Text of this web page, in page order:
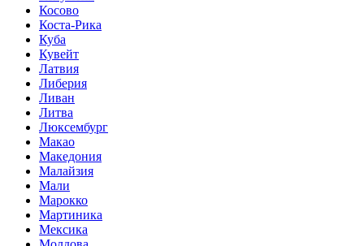
Косово
Коста-Рика
Куба
Кувейт
Латвия
Либерия
Ливан
Литва
Люксембург
Макао
Македония
Малайзия
Мали
Марокко
Мартиника
Мексика